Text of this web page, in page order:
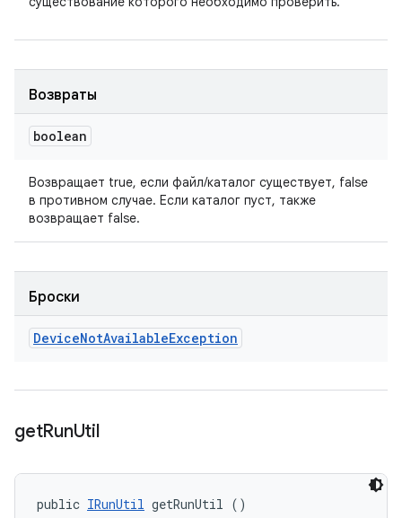
Возвраты
boolean
Возвращает true, если файл/каталог существует, false
в противном случае. Если каталог пуст, также
возвращает false.
Броски
DeviceNotAvailableException
getRunUtil
public IRunUtil getRunUtil ()